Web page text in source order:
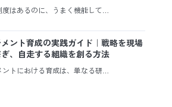
度はあるのに、うまく機能して…
ント育成の実践ガイド｜戦略を現場
、自走する組織を創る方法
ントにおける育成は、単なる研…